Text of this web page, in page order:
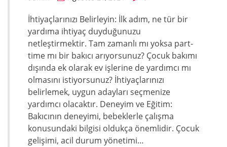
İhtiyaçlarınızı Belirleyin: İlk adım, ne tür bir
yardıma ihtiyaç duyduğunuzu
netleştirmektir. Tam zamanlı mı yoksa part-
time mı bir bakıcı arıyorsunuz? Çocuk bakımı
dışında ek olarak ev işlerine de yardımcı mı
olmasını istiyorsunuz? İhtiyaçlarınızı
belirlemek, uygun adayları seçmenize
yardımcı olacaktır. Deneyim ve Eğitim:
Bakıcının deneyimi, bebeklerle çalışma
konusundaki bilgisi oldukça önemlidir. Çocuk
gelişimi, acil durum yönetimi…